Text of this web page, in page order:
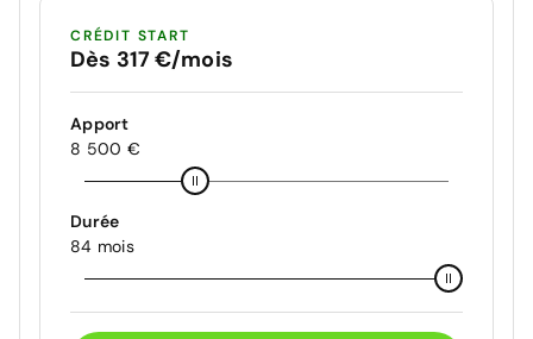
CRÉDIT START
Dès 317 €/mois
Apport
8 500 €
Durée
84 mois